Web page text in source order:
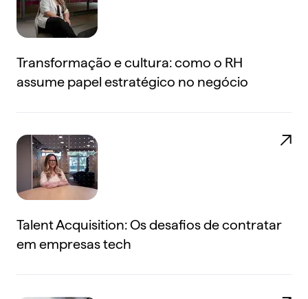
Transformação e cultura: como o RH
assume papel estratégico no negócio
Talent Acquisition: Os desafios de contratar
em empresas tech